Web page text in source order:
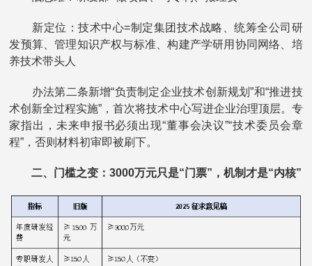
新定位：技术中心=制定集团技术战略、统筹全公司研
发预算、管理知识产权与标准、构建产学研用协同网络、培
养技术带头人
办法第二条新增“负责制定企业技术创新规划”和“推进技
术创新全过程实施”，首次将技术中心写进企业治理顶层。专
家指出，未来申报书必须出现“董事会决议”“技术委员会章
程”，否则材料初审即被刷下。
二、门槛之变：3000万元只是“门票”，机制才是“内核”